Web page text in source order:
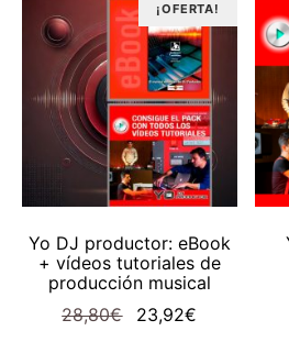
¡OFERTA!
AÑADIR AL CARRITO
Yo DJ productor: eBook
+ vídeos tutoriales de
producción musical
28,80€
El
23,92€